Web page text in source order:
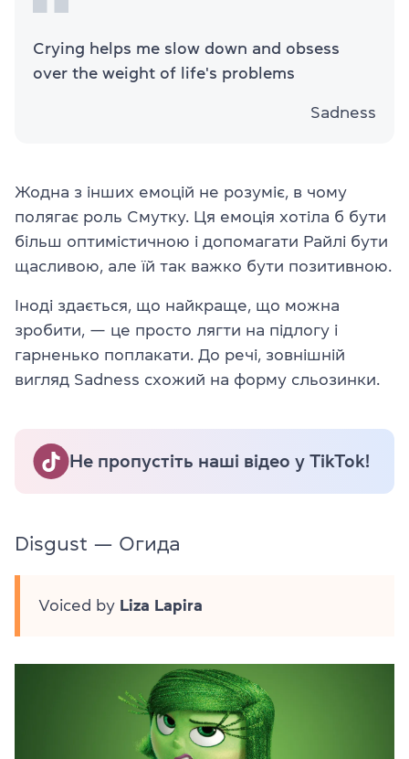
Crying helps me slow down and obsess
over the weight of life's problems
Sadness
Жодна з інших емоцій не розуміє, в чому
полягає роль Смутку. Ця емоція хотіла б бути
більш оптимістичною і допомагати Райлі бути
щасливою, але їй так важко бути позитивною.
Іноді здається, що найкраще, що можна
зробити, — це просто лягти на підлогу і
гарненько поплакати. До речі, зовнішній
вигляд Sadness схожий на форму сльозинки.
Не пропустіть наші відео у TikTok!
Disgust — Огида
Voiced by Liza Lapira